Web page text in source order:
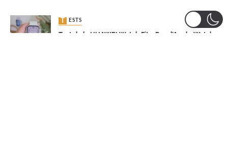
TESTS
Test de la HUAWEI Watch Fit 5 Pro : l’Apple Watch